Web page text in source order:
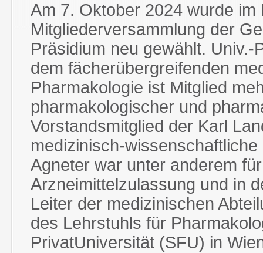
Am 7. Oktober 2024 wurde
Mitgliederversammlung der
Präsidium neu gewählt.
dem fächerübergreifenden
Pharmakologie ist Mitglied
pharmakologischer und
Vorstandsmitglied der Karl
medizinisch-
Agneter war unter anderem
Arzneimittelzulassung und in
Leiter der medizinischen
des Lehrstuhls für
PrivatUniversität (SFU) in